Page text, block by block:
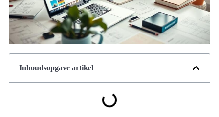
Inhoudsopgave artikel